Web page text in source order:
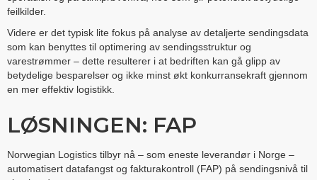
feilkilder.
Videre er det typisk lite fokus på analyse av detaljerte sendingsdata
som kan benyttes til optimering av sendingsstruktur og
varestrømmer – dette resulterer i at bedriften kan gå glipp av
betydelige besparelser og ikke minst økt konkurransekraft gjennom
en mer effektiv logistikk.
LØSNINGEN: FAP
Norwegian Logistics tilbyr nå – som eneste leverandør i Norge –
automatisert datafangst og fakturakontroll (FAP) på sendingsnivå til